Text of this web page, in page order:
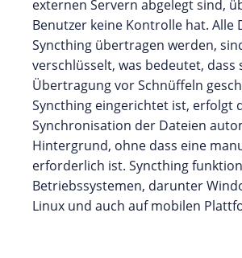
externen Servern abgelegt sind,
Benutzer keine Kontrolle hat. Alle
Syncthing übertragen werden,
verschlüsselt, was bedeutet, dass
Übertragung vor Schnüffeln
Syncthing eingerichtet ist, erfolgt
Synchronisation der Dateien
Hintergrund, ohne dass eine
erforderlich ist. Syncthing
Betriebssystemen, darunter
Linux und auch auf mobilen